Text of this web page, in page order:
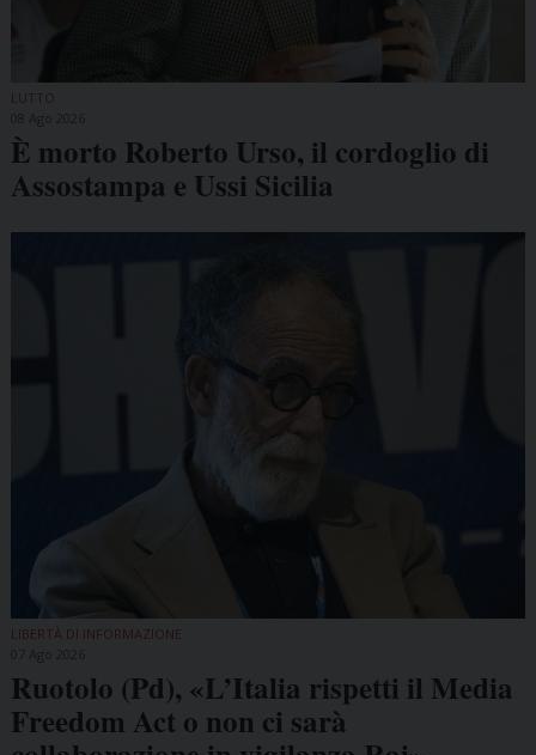
LUTTO
È morto Roberto Urso, il cordoglio di
Assostampa e Ussi Sicilia
LIBERTÀ DI INFORMAZIONE
Ruotolo (Pd), «L’Italia rispetti il Media
Freedom Act o non ci sarà